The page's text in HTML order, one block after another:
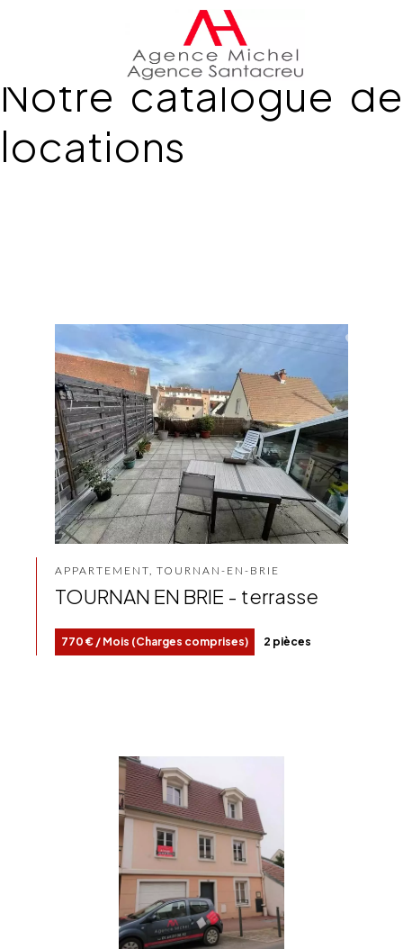
Notre catalogue de
locations
APPARTEMENT, TOURNAN-EN-BRIE
TOURNAN EN BRIE - terrasse
770 € / Mois (Charges comprises) 2 pièces